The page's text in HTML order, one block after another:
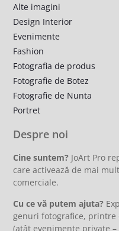
Alte imagini
Design Interior
Evenimente
Fashion
Fotografia de produs
Fotografie de Botez
Fotografie de Nunta
Portret
Despre noi
Cine suntem?JoArt Pro
care activează de mai
comerciale.
Cu ce vă putem ajuta?
genuri fotografice, printre
(atât evenimente private